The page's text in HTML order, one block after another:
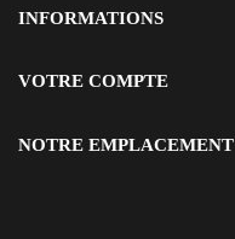
INFORMATIONS
VOTRE COMPTE
NOTRE EMPLACEMENT